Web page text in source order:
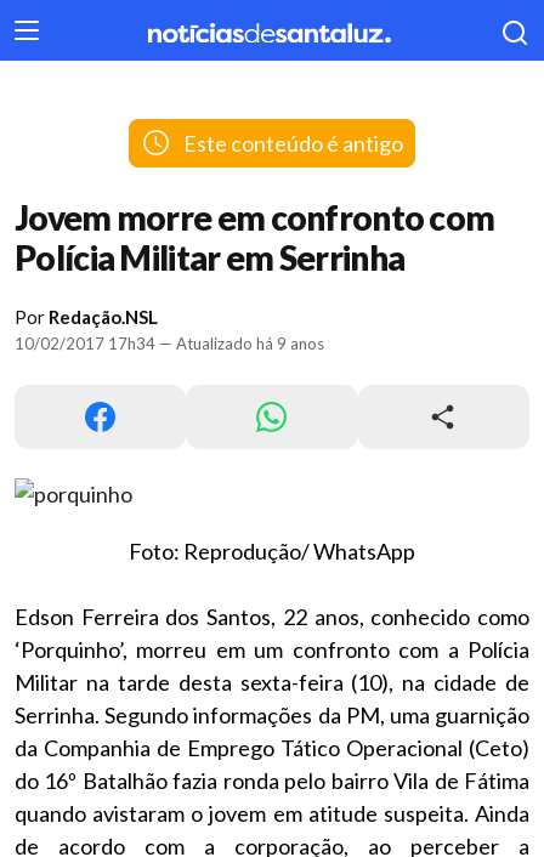
404
Este conteúdo é antigo
Jovem morre em confronto com
Polícia Militar em Serrinha
Por Redação.NSL
10/02/2017 17h34 — Atualizado há 9 anos
Foto: Reprodução/ WhatsApp
Edson Ferreira dos Santos, 22 anos, conhecido como
‘Porquinho’, morreu em um confronto com a Polícia
Militar na tarde desta sexta-feira (10), na cidade de
Serrinha. Segundo informações da PM, uma guarnição
da Companhia de Emprego Tático Operacional (Ceto)
do 16º Batalhão fazia ronda pelo bairro Vila de Fátima
quando avistaram o jovem em atitude suspeita. Ainda
de acordo com a corporação, ao perceber a